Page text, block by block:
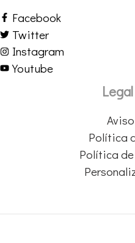
Facebook
Twitter
Instagram
Youtube
Política
Política